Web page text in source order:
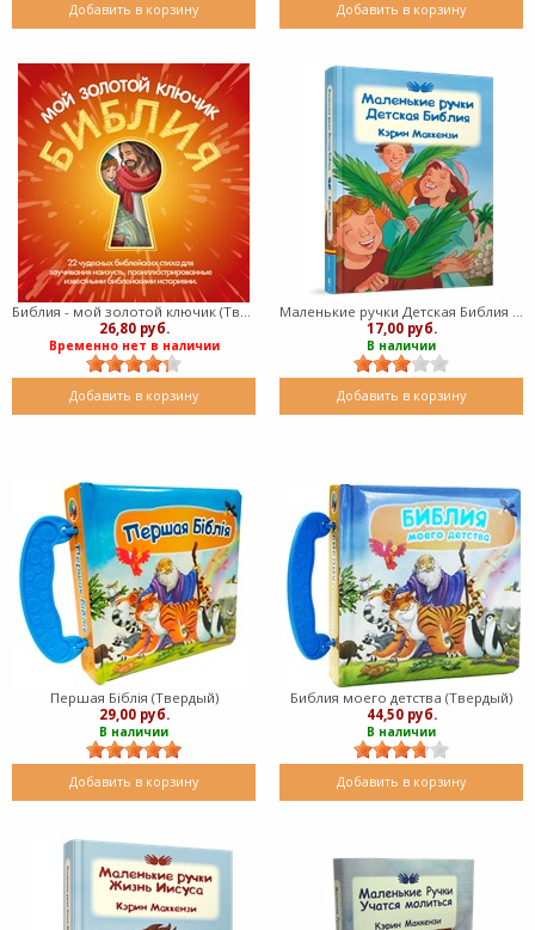
Добавить в корзину Добавить в корзину
Библия - мой золотой ключик (Твердый)
26,80 руб.
Временно нет в наличии
Добавить в корзину
Маленькие ручки Детская Библия (Твердый)
17,00 руб.
В наличии
Добавить в корзину
Першая Біблія (Твердый)
29,00 руб.
В наличии
Добавить в корзину
Библия моего детства (Твердый)
44,50 руб.
В наличии
Добавить в корзину